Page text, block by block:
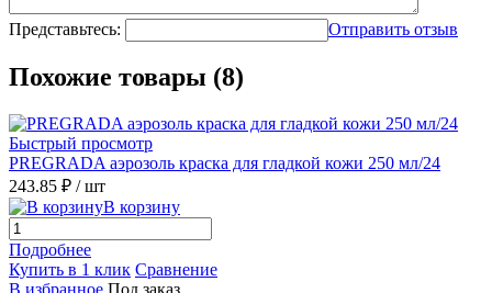
Представьтесь: Отправить отзыв
Похожие товары (8)
Быстрый просмотр
PREGRADA аэрозоль краска для гладкой кожи 250 мл/24
243.85 ₽ / шт
В корзину
Подробнее
Купить в 1 клик Сравнение